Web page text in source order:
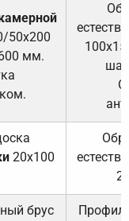
50х200
мм.
20х100
брус